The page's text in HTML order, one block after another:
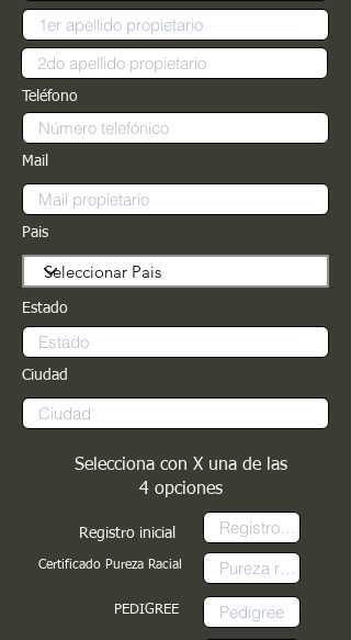
Teléfono
Mail
Pais
Estado
Ciudad
Registro inicial
Certificado Pureza Racial
PEDIGREE
Selecciona con X una de las
4 opciones